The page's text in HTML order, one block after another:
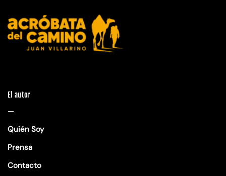
El autor
—
Quién Soy
Prensa
Contacto